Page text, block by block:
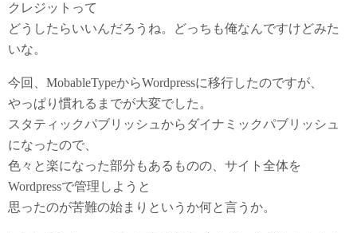
o
クレジットって
どうしたらいいんだろうね。どっちも俺なんですけどみた
いな。
今回、MobableTypeからWordpressに移行したのですが、
やっぱり慣れるまでが大変でした。
スタティックパブリッシュからダイナミックパブリッシュ
になったので、
色々と楽になった部分もあるものの、サイト全体を
Wordpressで管理しようと
思ったのが苦難の始まりというか何と言うか。